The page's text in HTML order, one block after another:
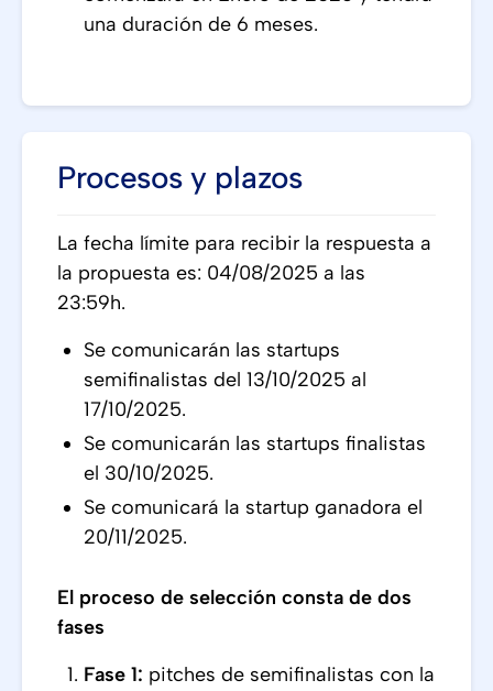
una duración de 6 meses.
Procesos y plazos
La fecha límite para recibir la respuesta a
la propuesta es: 04/08/2025 a las
23:59h.
Se comunicarán las startups
semifinalistas del 13/10/2025 al
17/10/2025.
Se comunicarán las startups finalistas
el 30/10/2025.
Se comunicará la startup ganadora el
20/11/2025.
El proceso de selección consta de dos
fases
Fase 1: pitches de semifinalistas con la